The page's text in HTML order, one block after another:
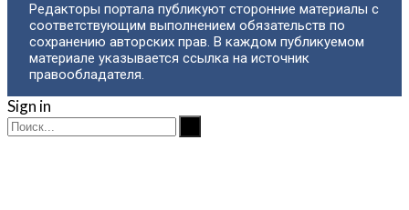
Редакторы портала публикуют сторонние материалы с
соответствующим выполнением обязательств по
сохранению авторских прав. В каждом публикуемом
материале указывается ссылка на источник
правообладателя.
Sign in